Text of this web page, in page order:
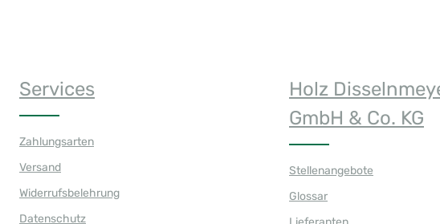
Services
Zahlungsarten
Versand
Widerrufsbelehrung
Datenschutz
Holz
GmbH & Co. KG
Stellenangebote
Glossar